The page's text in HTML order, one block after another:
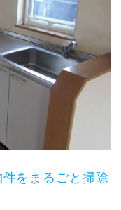
をまるごと掃除